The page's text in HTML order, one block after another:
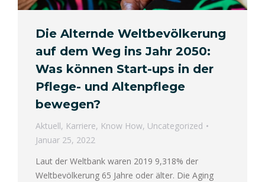
Die Alternde Weltbevölkerung
auf dem Weg ins Jahr 2050:
Was können Start-ups in der
Pflege- und Altenpflege
bewegen?
Aktuell, Karriere, Know How, Uncategorized
Januar 25, 2022
Laut der Weltbank waren 2019 9,318% der
Weltbevölkerung 65 Jahre oder älter. Die Aging